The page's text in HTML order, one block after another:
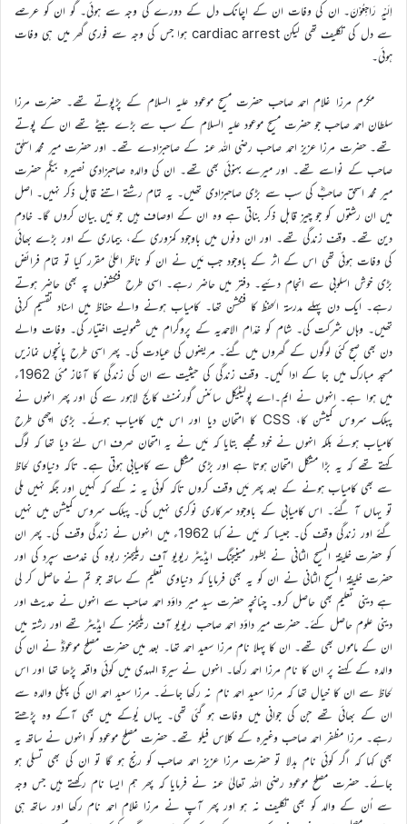
اِلَیْہِ رَاجِعُوْنَ۔ ان کی وفات ان کے اچانک دل کے دورے کی وجہ سے ہوئی۔ گو ان کو عرصے
سے دل کی تکلیف تھی لیکن cardiac arrest ہوا جس کی وجہ سے فوری گھر میں ہی وفات
ہوئی۔
مکرم مرزا غلام احمد صاحب حضرت مسیح موعود علیہ السلام کے پڑپوتے تھے۔ حضرت مرزا
سلطان احمد صاحب جو حضرت مسیح موعود علیہ السلام کے سب سے بڑے بیٹے تھے ان کے پوتے
تھے۔ حضرت مرزا عزیز احمد صاحب رضی اللہ عنہ کے صاحبزادے تھے۔ اور حضرت میر محمد اسحٰق
صاحب کے نواسے تھے۔ اور میرے بہنوئی بھی تھے۔ ان کی والدہ صاحبزادی نصیرہ بیگم حضرت
میر محمد اسحق صاحبؓ کی سب سے بڑی صاحبزادی تھیں۔ یہ تمام رشتے اتنے قابل ذکر نہیں۔ اصل
میں ان رشتوں کو جو چیز قابل ذکر بناتی ہے وہ ان کے اوصاف ہیں جو مَیں بیان کروں گا۔ خادم
دین تھے۔ وقف زندگی تھے۔ اور ان دنوں میں باوجود کمزوری کے، بیماری کے اور بڑے بھائی
کی وفات ہوئی تھی اس کے اثر کے باوجود جب مَیں نے ان کو ناظر اعلیٰ مقرر کیا تو تمام فرائض
بڑی خوش اسلوبی سے انجام دئیے۔ دفتر میں حاضر رہے۔ اسی طرح فنکشنوں پہ بھی حاضر ہوتے
رہے۔ ایک دن پہلے مدرسۃ الحفظ کا فنکشن تھا۔ کامیاب ہونے والے حفاظ میں اسناد تقسیم کرنی
تھیں۔ وہاں شرکت کی۔ شام کو خدّام الاحمدیہ کے پروگرام میں شمولیت اختیار کی۔ وفات والے
دن بھی صبح کئی لوگوں کے گھروں میں گئے۔ مریضوں کی عیادت کی۔ پھر اسی طرح پانچوں نمازیں
مسجد مبارک میں جا کے ادا کیں۔ وقف زندگی کی حیثیت سے ان کی زندگی کا آغاز مئی 1962ء
میں ہوا ہے۔ انہوں نے ایم۔اے پولیٹیکل سائنس گورنمنٹ کالج لاہور سے کی اور پھر انہوں نے
پبلک سروس کمیشن کا، CSS کا امتحان دیا اور اس میں کامیاب ہوئے۔ بڑی اچھی طرح
کامیاب ہوئے بلکہ انہوں نے خود مجھے بتایا کہ مَیں نے یہ امتحان صرف اس لئے دیا تھا کہ لوگ
کہتے تھے کہ یہ بڑا مشکل امتحان ہوتا ہے اور بڑی مشکل سے کامیابی ہوتی ہے۔ تاکہ دنیاوی لحاظ
سے بھی کامیاب ہونے کے بعد پھر مَیں وقف کروں تاکہ کوئی یہ نہ کہے کہ کہیں اور جگہ نہیں ملی
تو یہاں آ گئے۔ اس کامیابی کے باوجود سرکاری نوکری نہیں کی۔ پبلک سروس کمیشن میں نہیں
گئے اور زندگی وقف کی۔ جیسا کہ مَیں نے کہا 1962ء میں انہوں نے زندگی وقف کی۔ پھر ان
کو حضرت خلیفۃ المسیح الثانی نے بطور مینیجنگ ایڈیٹر ریویو آف ریلیجنز ربوہ کی خدمت سپرد کی اور
حضرت خلیفۃ المسیح الثانی نے ان کو یہ بھی فرمایا کہ دنیاوی تعلیم کے ساتھ جو تم نے حاصل کر لی
ہے دینی تعلیم بھی حاصل کرو۔ چنانچہ حضرت سید میر داؤد احمد صاحب سے انہوں نے حدیث اور
دینی علوم حاصل کئے۔ حضرت میر داؤد احمد صاحب ریویو آف ریلیجنز کے ایڈیٹر تھے اور رشتہ میں
ان کے ماموں بھی تھے۔ ان کا پہلا نام مرزا سعید احمد تھا۔ بعد میں حضرت مصلح موعودؓ نے ان کی
والدہ کے کہنے پر ان کا نام مرزا احمد رکھا۔ انہوں نے سیرۃ المہدی میں کوئی واقعہ پڑھا تھا اور اس
لحاظ سے ان کا خیال تھا کہ مرزا سعید احمد نام نہ رکھا جائے۔ مرزا سعید احمد ان کی پہلی والدہ سے
ان کے بھائی تھے جن کی جوانی میں وفات ہو گئی تھی۔ یہاں یُوکے میں بھی آکے وہ پڑھتے
رہے۔ مرزا مظفر احمد صاحب وغیرہ کے کلاس فیلو تھے۔ حضرت مصلح موعود کو انہوں نے ساتھ یہ
بھی کہا کہ اگر کوئی نام بدلا تو حضرت مرزا عزیز احمد صاحب کو رنج ہو گا تو ان کی بھی تسلی ہو
جائے۔ حضرت مصلح موعود رضی اللہ تعالیٰ عنہ نے فرمایا کہ پھر ہم ایسا نام رکھتے ہیں جس وجہ
سے اُن کے والد کو بھی تکلیف نہ ہو اور پھر آپ نے مرزا غلام احمد نام رکھا اور ساتھ ہی